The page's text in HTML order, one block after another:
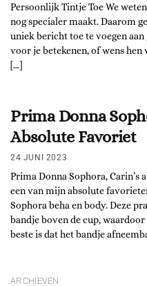
Persoonlijk Tintje Toe We
nog specialer maakt. Daarom
uniek bericht toe te voegen
voor je betekenen, of wens
[…]
Prima Donna
Absolute Favoriet
24 JUNI 2023
Prima Donna Sophora,
een van mijn absolute
Sophora beha en body. Deze
bandje boven de cup,
beste is dat het bandje
ARCHIEVEN